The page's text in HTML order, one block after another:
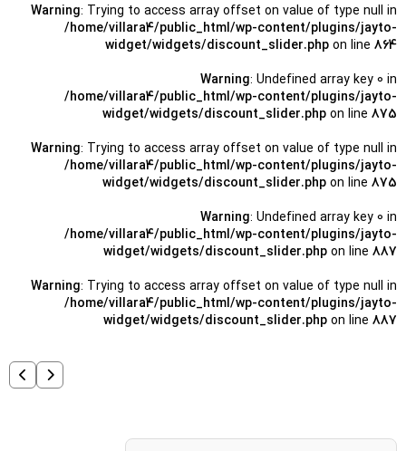
Warning: Trying to access array offset on value of type null in
/home/villara4/public_html/wp-content/plugins/jayto-
widget/widgets/discount_slider.php on line 864
Warning: Undefined array key 0 in
/home/villara4/public_html/wp-content/plugins/jayto-
widget/widgets/discount_slider.php on line 875
Warning: Trying to access array offset on value of type null in
/home/villara4/public_html/wp-content/plugins/jayto-
widget/widgets/discount_slider.php on line 875
Warning: Undefined array key 0 in
/home/villara4/public_html/wp-content/plugins/jayto-
widget/widgets/discount_slider.php on line 887
Warning: Trying to access array offset on value of type null in
/home/villara4/public_html/wp-content/plugins/jayto-
widget/widgets/discount_slider.php on line 887